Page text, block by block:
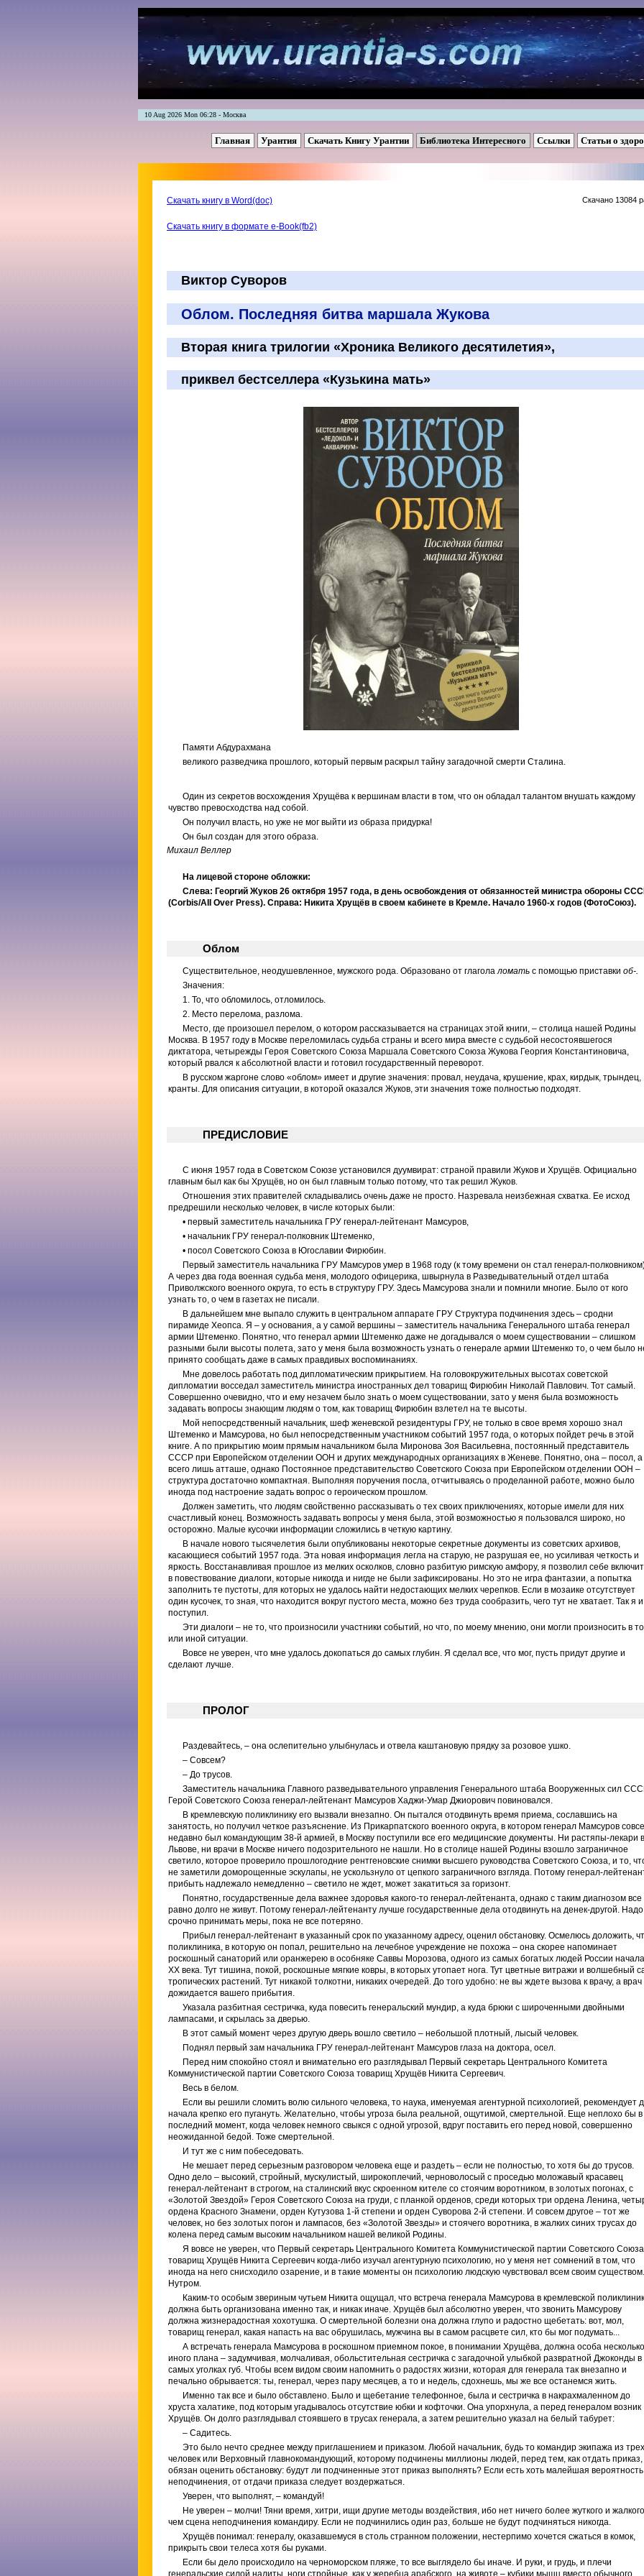
10 Aug 2026 Mon 06:28 - Москва
Главная Урантия Скачать Книгу Урантии Библиотека Интересного Ссылки Статьи о
Скачать книгу в Word(doc) Скачано 13084
Скачать книгу в формате e-Book(fb2)
Виктор Суворов
Облом. Последняя битва маршала Жукова
Вторая книга трилогии «Хроника Великого десятилетия»,
приквел бестселлера «Кузькина мать»
Памяти Абдурахмана
великого разведчика прошлого, который первым раскрыл тайну загадочной смерти Сталина.
Один из секретов восхождения Хрущёва к вершинам власти в том, что он обладал талантом внушать каждому
чувство превосходства над собой.
Он получил власть, но уже не мог выйти из образа придурка!
Он был создан для этого образа.
Михаил Веллер
На лицевой стороне обложки:
Слева: Георгий Жуков 26 октября 1957 года, в день освобождения от обязанностей министра обороны
(Corbis/AII Over Press). Справа: Никита Хрущёв в своем кабинете в Кремле. Начало 1960-х годов (ФотоСоюз).
Облом
Существительное, неодушевленное, мужского рода. Образовано от глагола ломать с помощью приставки об-.
Значения:
1. То, что обломилось, отломилось.
2. Место перелома, разлома.
Место, где произошел перелом, о котором рассказывается на страницах этой книги, – столица нашей Родины
Москва. В 1957 году в Москве переломилась судьба страны и всего мира вместе с судьбой несостоявшегося
диктатора, четырежды Героя Советского Союза Маршала Советского Союза Жукова Георгия Константиновича,
который рвался к абсолютной власти и готовил государственный переворот.
В русском жаргоне слово «облом» имеет и другие значения: провал, неудача, крушение, крах, кирдык, трындец,
кранты. Для описания ситуации, в которой оказался Жуков, эти значения тоже полностью подходят.
ПРЕДИСЛОВИЕ
С июня 1957 года в Советском Союзе установился дуумвират: страной правили Жуков и Хрущёв. Официально
главным был как бы Хрущёв, но он был главным только потому, что так решил Жуков.
Отношения этих правителей складывались очень даже не просто. Назревала неизбежная схватка. Ее исход
предрешили несколько человек, в числе которых были:
• первый заместитель начальника ГРУ генерал-лейтенант Мамсуров,
• начальник ГРУ генерал-полковник Штеменко,
• посол Советского Союза в Югославии Фирюбин.
Первый заместитель начальника ГРУ Мамсуров умер в 1968 году (к тому времени он стал генерал-
А через два года военная судьба меня, молодого офицерика, швырнула в Разведывательный отдел штаба
Приволжского военного округа, то есть в структуру ГРУ. Здесь Мамсурова знали и помнили многие. Было от кого
узнать то, о чем в газетах не писали.
В дальнейшем мне выпало служить в центральном аппарате ГРУ Структура подчинения здесь – сродни
пирамиде Хеопса. Я – у основания, а у самой вершины – заместитель начальника Генерального штаба генерал
армии Штеменко. Понятно, что генерал армии Штеменко даже не догадывался о моем существовании – слишком
разными были высоты полета, зато у меня была возможность узнать о генерале армии Штеменко то, о чем было
принято сообщать даже в самых правдивых воспоминаниях.
Мне довелось работать под дипломатическим прикрытием. На головокружительных высотах советской
дипломатии восседал заместитель министра иностранных дел товарищ Фирюбин Николай Павлович. Тот самый.
Совершенно очевидно, что и ему незачем было знать о моем существовании, зато у меня была возможность
задавать вопросы знающим людям о том, как товарищ Фирюбин взлетел на те высоты.
Мой непосредственный начальник, шеф женевской резидентуры ГРУ, не только в свое время хорошо знал
Штеменко и Мамсурова, но был непосредственным участником событий 1957 года, о которых пойдет речь в этой
книге. А по прикрытию моим прямым начальником была Миронова Зоя Васильевна, постоянный представитель
СССР при Европейском отделении ООН и других международных организациях в Женеве. Понятно, она – посол, а
всего лишь атташе, однако Постоянное представительство Советского Союза при Европейском отделении ООН –
структура достаточно компактная. Выполняя поручения посла, отчитываясь о проделанной работе, можно было
иногда под настроение задать вопрос о героическом прошлом.
Должен заметить, что людям свойственно рассказывать о тех своих приключениях, которые имели для них
счастливый конец. Возможность задавать вопросы у меня была, этой возможностью я пользовался широко, но
осторожно. Малые кусочки информации сложились в четкую картину.
В начале нового тысячелетия были опубликованы некоторые секретные документы из советских архивов,
касающиеся событий 1957 года. Эта новая информация легла на старую, не разрушая ее, но усиливая четкость и
яркость. Восстанавливая прошлое из мелких осколков, словно разбитую римскую амфору, я позволил себе
в повествование диалоги, которые никогда и нигде не были зафиксированы. Но это не игра фантазии, а попытка
заполнить те пустоты, для которых не удалось найти недостающих мелких черепков. Если в мозаике отсутствует
один кусочек, то зная, что находится вокруг пустого места, можно без труда сообразить, чего тут не хватает. Так я и
поступил.
Эти диалоги – не то, что произносили участники событий, но что, по моему мнению, они могли произносить в
или иной ситуации.
Вовсе не уверен, что мне удалось докопаться до самых глубин. Я сделал все, что мог, пусть придут другие и
сделают лучше.
ПРОЛОГ
Раздевайтесь, – она ослепительно улыбнулась и отвела каштановую прядку за розовое ушко.
– Совсем?
– До трусов.
Заместитель начальника Главного разведывательного управления Генерального штаба Вооруженных сил
Герой Советского Союза генерал-лейтенант Мамсуров Хаджи-Умар Джиорович повиновался.
В кремлевскую поликлинику его вызвали внезапно. Он пытался отодвинуть время приема, сославшись на
занятость, но получил четкое разъяснение. Из Прикарпатского военного округа, в котором генерал Мамсуров
недавно был командующим 38-й армией, в Москву поступили все его медицинские документы. Ни растяпы-лекари
Львове, ни врачи в Москве ничего подозрительного не нашли. Но в столице нашей Родины взошло заграничное
светило, которое проверило прошлогодние рентгеновские снимки высшего руководства Советского Союза, и то,
не заметили доморощенные эскулапы, не ускользнуло от цепкого заграничного взгляда. Потому генерал-
прибыть надлежало немедленно – светило не ждет, может закатиться за горизонт.
Понятно, государственные дела важнее здоровья какого-то генерал-лейтенанта, однако с таким диагнозом все
равно долго не живут. Потому генерал-лейтенанту лучше государственные дела отодвинуть на денек-другой. Надо
срочно принимать меры, пока не все потеряно.
Прибыл генерал-лейтенант в указанный срок по указанному адресу, оценил обстановку. Осмелюсь доложить,
поликлиника, в которую он попал, решительно на лечебное учреждение не похожа – она скорее напоминает
роскошный санаторий или оранжерею в особняке Саввы Морозова, одного из самых богатых людей России начала
XX века. Тут тишина, покой, роскошные мягкие ковры, в которых утопает нога. Тут цветные витражи и волшебный
тропических растений. Тут никакой толкотни, никаких очередей. До того удобно: не вы ждете вызова к врачу, а врач
дожидается вашего прибытия.
Указала разбитная сестричка, куда повесить генеральский мундир, а куда брюки с широченными двойными
лампасами, и скрылась за дверью.
В этот самый момент через другую дверь вошло светило – небольшой плотный, лысый человек.
Поднял первый зам начальника ГРУ генерал-лейтенант Мамсуров глаза на доктора, осел.
Перед ним спокойно стоял и внимательно его разглядывал Первый секретарь Центрального Комитета
Коммунистической партии Советского Союза товарищ Хрущёв Никита Сергеевич.
Весь в белом.
Если вы решили сломить волю сильного человека, то наука, именуемая агентурной психологией, рекомендует
начала крепко его пугануть. Желательно, чтобы угроза была реальной, ощутимой, смертельной. Еще неплохо бы в
последний момент, когда человек немного свыкся с одной угрозой, вдруг поставить его перед новой, совершенно
неожиданной бедой. Тоже смертельной.
И тут же с ним побеседовать.
Не мешает перед серьезным разговором человека еще и раздеть – если не полностью, то хотя бы до трусов.
Одно дело – высокий, стройный, мускулистый, широкоплечий, черноволосый с проседью моложавый красавец
генерал-лейтенант в строгом, на сталинский вкус скроенном кителе со стоячим воротником, в золотых погонах, с
«Золотой Звездой» Героя Советского Союза на груди, с планкой орденов, среди которых три ордена Ленина,
ордена Красного Знамени, орден Кутузова 1-й степени и орден Суворова 2-й степени. И совсем другое – тот же
человек, но без золотых погон и лампасов, без «Золотой Звезды» и стоячего воротника, в жалких синих трусах до
колена перед самым высоким начальником нашей великой Родины.
Я вовсе не уверен, что Первый секретарь Центрального Комитета Коммунистической партии Советского Союза
товарищ Хрущёв Никита Сергеевич когда-либо изучал агентурную психологию, но у меня нет сомнений в том, что
иногда на него снисходило озарение, и в такие моменты он психологию людскую чувствовал всем своим существом.
Нутром.
Каким-то особым звериным чутьем Никита ощущал, что встреча генерала Мамсурова в кремлевской
должна быть организована именно так, и никак иначе. Хрущёв был абсолютно уверен, что звонить Мамсурову
должна жизнерадостная хохотушка. О смертельной болезни она должна глупо и радостно щебетать: вот, мол,
товарищ генерал, какая напасть на вас обрушилась, мужчина вы в самом расцвете сил, кто бы мог подумать...
А встречать генерала Мамсурова в роскошном приемном покое, в понимании Хрущёва, должна особа несколько
иного плана – задумчивая, молчаливая, обольстительная сестричка с загадочной улыбкой развратной Джоконды в
самых уголках губ. Чтобы всем видом своим напомнить о радостях жизни, которая для генерала так внезапно и
печально обрывается: ты, генерал, через пару месяцев, а то и недель, сдохнешь, мы же все останемся жить.
Именно так все и было обставлено. Было и щебетание телефонное, была и сестричка в накрахмаленном до
хруста халатике, под которым угадывалось отсутствие юбки и кофточки. Она упорхнула, а перед генералом возник
Хрущёв. Он долго разглядывал стоявшего в трусах генерала, а затем решительно указал на белый табурет:
– Садитесь.
Это было нечто среднее между приглашением и приказом. Любой начальник, будь то командир экипажа из трех
человек или Верховный главнокомандующий, которому подчинены миллионы людей, перед тем, как отдать приказ,
обязан оценить обстановку: будут ли подчиненные этот приказ выполнять? Если есть хоть малейшая вероятность
неподчинения, от отдачи приказа следует воздержаться.
Уверен, что выполнят, – командуй!
Не уверен – молчи! Тяни время, хитри, ищи другие методы воздействия, ибо нет ничего более жуткого и жалкого,
чем сцена неподчинения командиру. Если не подчинились один раз, больше не будут подчиняться никогда.
Хрущёв понимал: генералу, оказавшемуся в столь странном положении, нестерпимо хочется сжаться в комок,
прикрыть свои телеса хотя бы руками.
Если бы дело происходило на черноморском пляже, то все выглядело бы иначе. И руки, и грудь, и плечи
генеральские силой налиты, ноги стройные, как у жеребца арабского, на животе – кубики мышц вместо обычного